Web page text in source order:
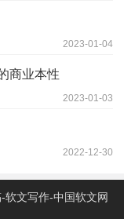
2023-01-04
商业本性
2023-01-03
2022-12-30
软文写作-中国软文网